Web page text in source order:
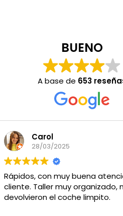
BUENO
A base de 653
Carol
28/03/2025
Rápidos, con muy buena
cliente. Taller muy organizado,
devolvieron el coche limpito.